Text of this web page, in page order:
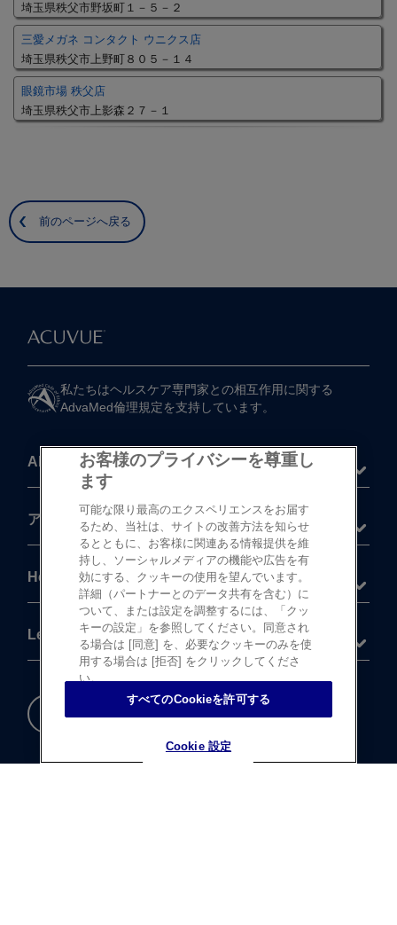
埼玉県秩父市野坂町１－５－２
三愛メガネ コンタクト ウニクス店
埼玉県秩父市上野町８０５－１４
眼鏡市場 秩父店
埼玉県秩父市上影森２７－１
前のページへ戻る
私たちは​ヘルスケア専門家との​相互作用に​関する​
AdvaMed倫理規定を​支持しています。
About
アキュビュー®製品
Help
Legal
重要な​安全情報
お客様のプライバシーを尊重し
ます
可能な限り最高のエクスペリエンスをお届す
るため、当社は、サイトの改善方法を知らせ
るとともに、お客様に関連ある情報提供を維
持し、ソーシャルメディアの機能や広告を有
効にする、クッキーの使用を望んでいます。
詳細（パートナーとのデータ共有を含む）に
ついて、または設定を調整するには、「クッ
キーの設定」を参照してください。同意され
る場合は [同意] を、必要なクッキーのみを使
用する場合は [拒否] をクリックしてくださ
い。
Cookie 設定
すべてのCookieを許可する